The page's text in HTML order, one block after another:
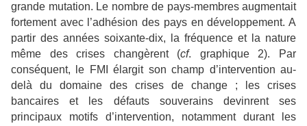
grande mutation. Le nombre de pays-membres augmentait
fortement avec l’adhésion des pays en développement. A
partir des années soixante-dix, la fréquence et la nature
même des crises changèrent (cf. graphique 2). Par
conséquent, le FMI élargit son champ d’intervention au-
delà du domaine des crises de change ; les crises
bancaires et les défauts souverains devinrent ses
principaux motifs d’intervention, notamment durant les